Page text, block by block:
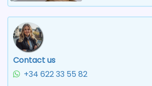
Contact us
+34 622 33 55 82